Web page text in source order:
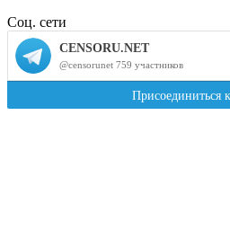
Соц. сети